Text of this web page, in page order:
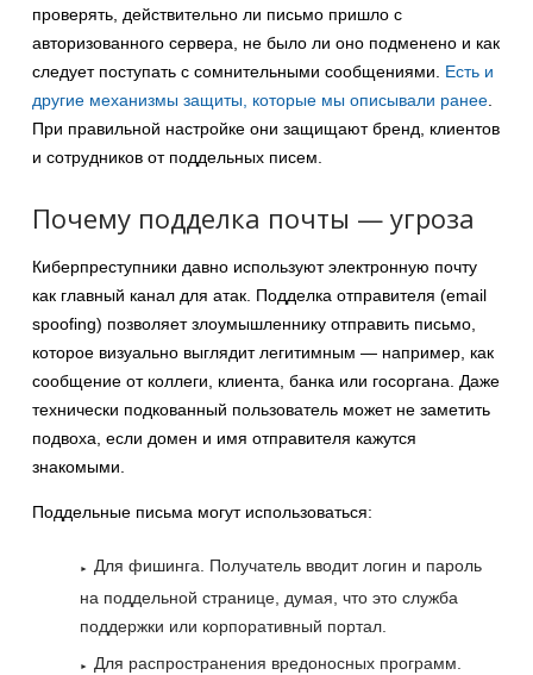
проверять, действительно ли письмо пришло с
авторизованного сервера, не было ли оно подменено и как
следует поступать с сомнительными сообщениями. Есть и
другие механизмы защиты, которые мы описывали ранее.
При правильной настройке они защищают бренд, клиентов
и сотрудников от поддельных писем.
Почему подделка почты — угроза
Киберпреступники давно используют электронную почту
как главный канал для атак. Подделка отправителя (email
spoofing) позволяет злоумышленнику отправить письмо,
которое визуально выглядит легитимным — например, как
сообщение от коллеги, клиента, банка или госоргана. Даже
технически подкованный пользователь может не заметить
подвоха, если домен и имя отправителя кажутся
знакомыми.
Поддельные письма могут использоваться:
Для фишинга. Получатель вводит логин и пароль
на поддельной странице, думая, что это служба
поддержки или корпоративный портал.
Для распространения вредоносных программ.